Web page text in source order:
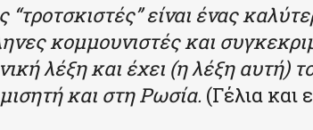
είναι ένας
κομμουνιστές και
λέξη και έχει (η λέξη αυτή)
μισητή και στη Ρωσία. (Γέλια και